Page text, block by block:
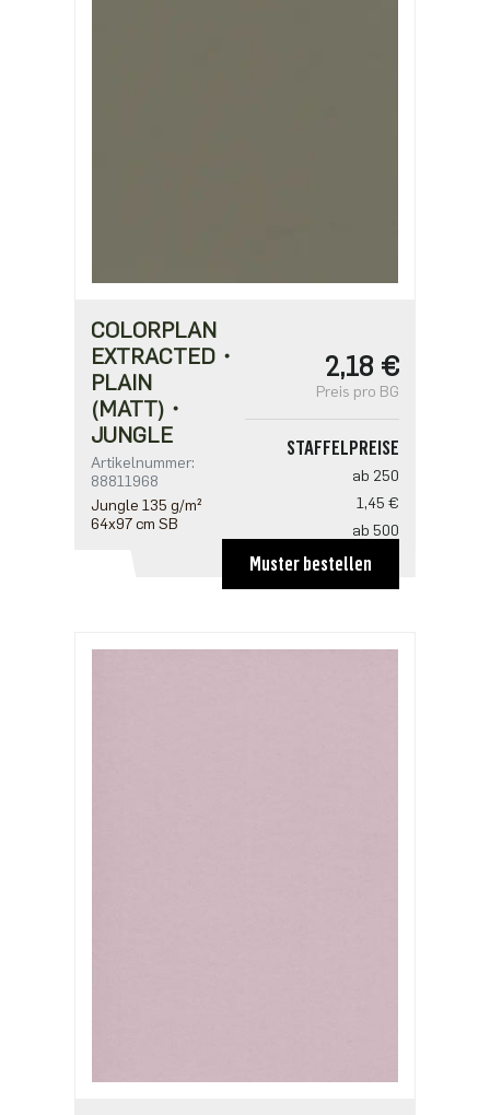
COLORPLAN
EXTRACTED・
PLAIN
(MATT)・
JUNGLE
Artikelnummer:
88811968
Jungle 135 g/m²
64x97 cm SB
2,18 €
Preis pro BG
STAFFELPREISE
ab 250
1,45 €
ab 500
1,41 €
ab 1250
Muster bestellen